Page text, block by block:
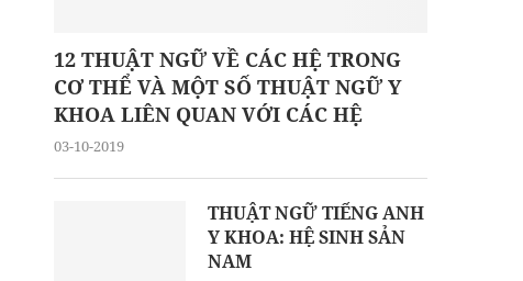
12 THUẬT NGỮ VỀ CÁC HỆ TRONG
CƠ THỂ VÀ MỘT SỐ THUẬT NGỮ Y
KHOA LIÊN QUAN VỚI CÁC HỆ
03-10-2019
THUẬT NGỮ TIẾNG ANH
Y KHOA: HỆ SINH SẢN
NAM